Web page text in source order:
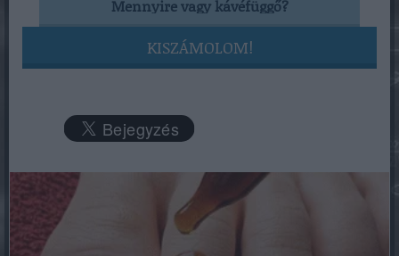
Mennyire vagy kávéfüggő?
KISZÁMOLOM!